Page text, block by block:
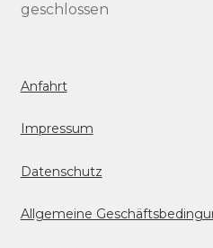
geschlossen
Anfahrt
Impressum
Datenschutz
Allgemeine